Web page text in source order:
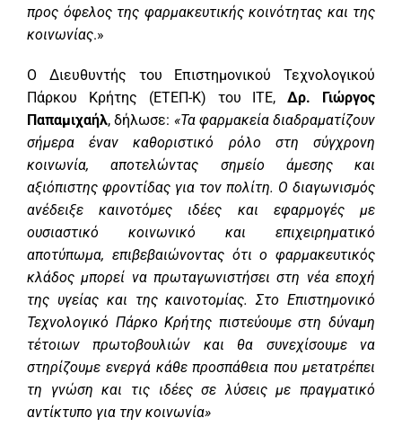
προς όφελος της φαρμακευτικής κοινότητας και της
κοινωνίας.»
Ο Διευθυντής του Επιστημονικού Τεχνολογικού
Πάρκου Κρήτης (ΕΤΕΠ-Κ) του ΙΤΕ,Δρ. Γιώργος
Παπαμιχαήλ, δήλωσε: «Τα φαρμακεία διαδραματίζουν
σήμερα έναν καθοριστικό ρόλο στη σύγχρονη
κοινωνία, αποτελώντας σημείο άμεσης και
αξιόπιστης φροντίδας για τον πολίτη. Ο διαγωνισμός
ανέδειξε καινοτόμες ιδέες και εφαρμογές με
ουσιαστικό κοινωνικό και επιχειρηματικό
αποτύπωμα, επιβεβαιώνοντας ότι ο φαρμακευτικός
κλάδος μπορεί να πρωταγωνιστήσει στη νέα εποχή
της υγείας και της καινοτομίας. Στο Επιστημονικό
Τεχνολογικό Πάρκο Κρήτης πιστεύουμε στη δύναμη
τέτοιων πρωτοβουλιών και θα συνεχίσουμε να
στηρίζουμε ενεργά κάθε προσπάθεια που μετατρέπει
τη γνώση και τις ιδέες σε λύσεις με πραγματικό
αντίκτυπο για την κοινωνία»